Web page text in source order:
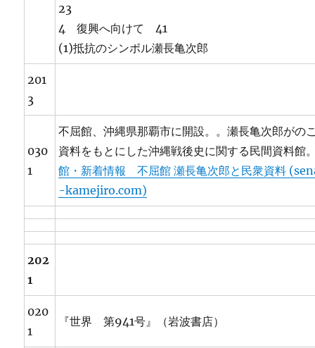
23
4 復興へ向けて 41
(1)抵抗のシンボル瀬長亀次郎
201
3
030
1
不屈館、沖縄県那覇市に開設。。瀬長亀次郎がの
資料をもとにした沖縄戦後史に関する民間資料館
館・新着情報 不屈館 瀬長亀次郎と民衆資料
-kamejiro.com)
202
1
020
1
『世界 第941号』（岩波書店）